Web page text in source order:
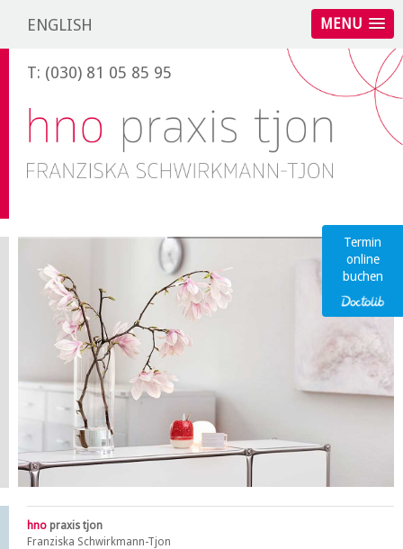
MENU
T: (030) 81 05 85 95
ENGLISH
hno praxis tjon
Franziska Schwirkmann-Tjon
Termin
online
buchen